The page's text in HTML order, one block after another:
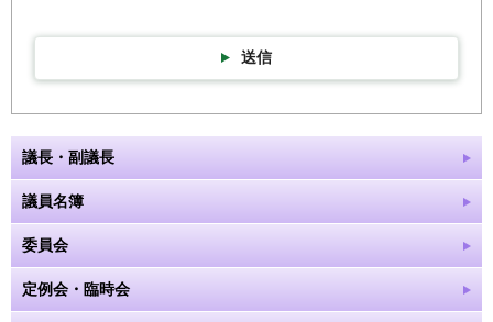
送信
議長・副議長
議員名簿
委員会
定例会・臨時会